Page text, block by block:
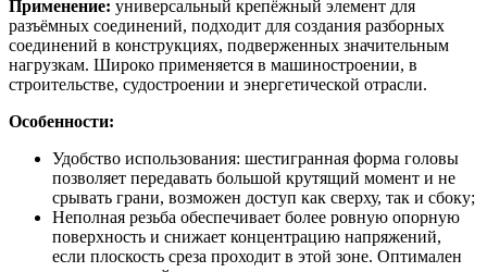
Применение: универсальный крепёжный элемент для
разъёмных соединений, подходит для создания разборных
соединений в конструкциях, подверженных значительным
нагрузкам. Широко применяется в машиностроении, в
строительстве, судостроении и энергетической отрасли.
Особенности:
Удобство использования: шестигранная форма головы
позволяет передавать большой крутящий момент и не
срывать грани, возможен доступ как сверху, так и сбоку;
Неполная резьба обеспечивает более ровную опорную
поверхность и снижает концентрацию напряжений,
если плоскость среза проходит в этой зоне. Оптимален